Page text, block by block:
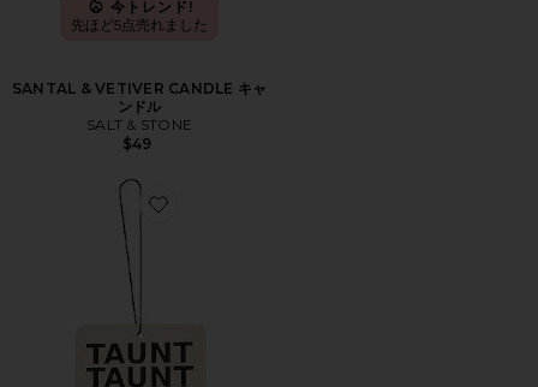
今トレンド!
先ほど5点売れました
SANTAL & VETIVER CANDLE キャ
ンドル
SALT & STONE
$49
Favorite AIR FRESHENER 01 "TAUNT" エアフレッシュ